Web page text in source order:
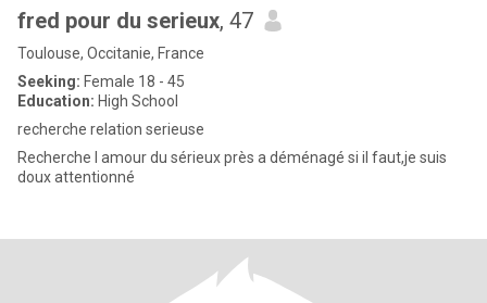
fred pour du serieux, 47
Toulouse, Occitanie, France
Seeking: Female 18 - 45
Education: High School
recherche relation serieuse
Recherche l amour du sérieux près a déménagé si il faut,je suis
doux attentionné